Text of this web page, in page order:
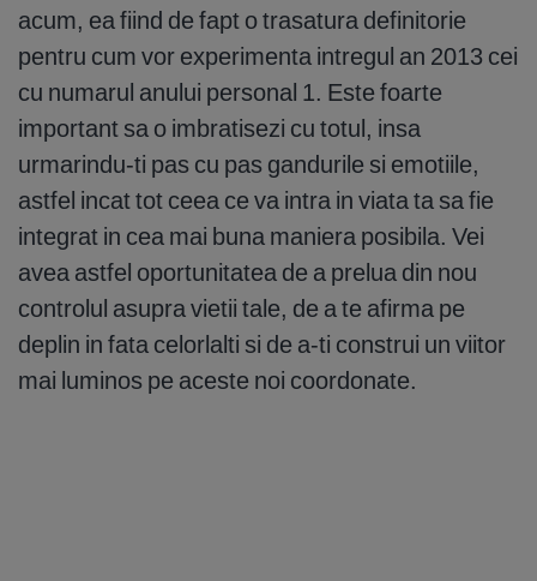
acum, ea fiind de fapt o trasatura definitorie
pentru cum vor experimenta intregul an 2013 cei
cu numarul anului personal 1. Este foarte
important sa o imbratisezi cu totul, insa
urmarindu-ti pas cu pas gandurile si emotiile,
astfel incat tot ceea ce va intra in viata ta sa fie
integrat in cea mai buna maniera posibila. Vei
avea astfel oportunitatea de a prelua din nou
controlul asupra vietii tale, de a te afirma pe
deplin in fata celorlalti si de a-ti construi un viitor
mai luminos pe aceste noi coordonate.